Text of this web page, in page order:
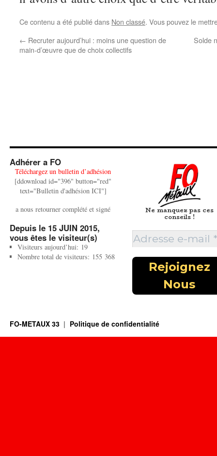
Ce contenu a été publié dans Non classé. Vous pouvez le
← Recruter aujourd’hui : moins une question de
main-d’œuvre que de choix collectifs
Solde
Adhérer a FO
Téléchargez un bulletin d’adhésion
[ddownload id="396" button="red"
text="Bulletin d'adhésion ICI"]
a nous retourner complété et signé
Depuis le 15 JUIN 2015,
vous êtes le visiteur(s)
Visiteurs aujourd’hui: 19
Nombre total de visiteurs: 155 368
Ne manquez pas ces
conseils !
FO-METAUX 33 Politique de confidentialité